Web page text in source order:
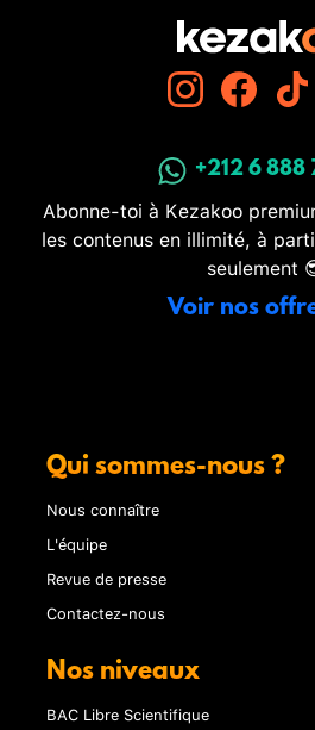
+212 6 888
Abonne-toi à Kezakoo
les contenus en illimité, à
seulement
Voir nos
Qui sommes-nous ?
Nous connaître
L'équipe
Revue de presse
Contactez-nous
Nos niveaux
BAC Libre Scientifique